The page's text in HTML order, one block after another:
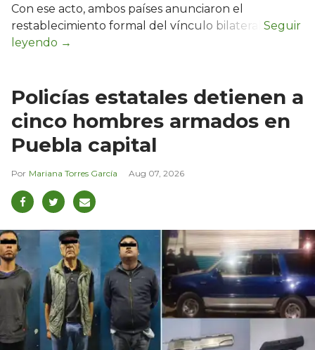
Con ese acto, ambos países anunciaron el
restablecimiento formal del vínculo bilateral.
Policías estatales detienen a
cinco hombres armados en
Puebla capital
Mariana Torres García Aug 07, 2026